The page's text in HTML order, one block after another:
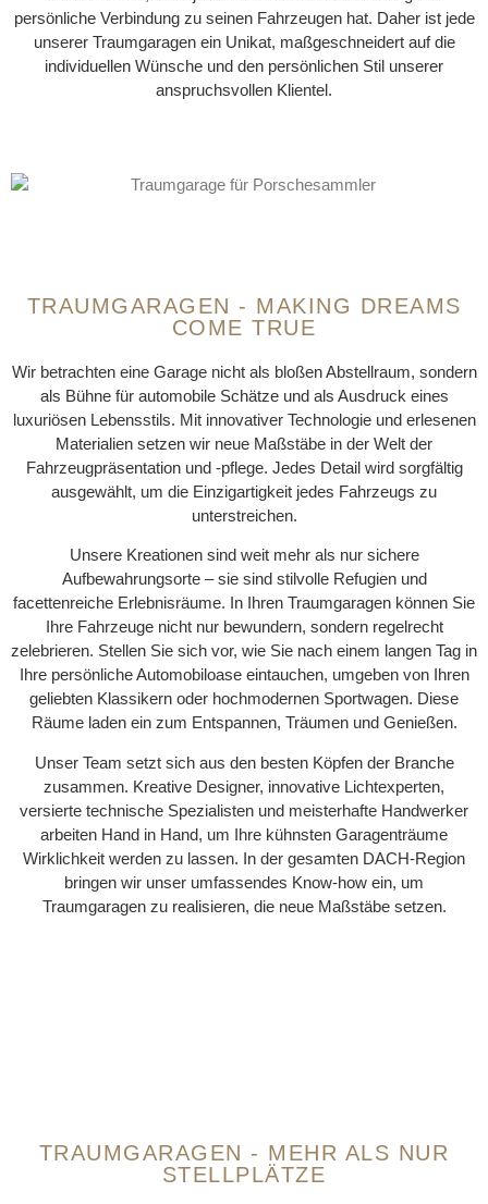
persönliche Verbindung zu seinen Fahrzeugen hat. Daher ist jede
unserer Traumgaragen ein Unikat, maßgeschneidert auf die
individuellen Wünsche und den persönlichen Stil unserer
anspruchsvollen Klientel.
TRAUMGARAGEN - MAKING DREAMS
COME TRUE
Wir betrachten eine Garage nicht als bloßen Abstellraum, sondern
als Bühne für automobile Schätze und als Ausdruck eines
luxuriösen Lebensstils. Mit innovativer Technologie und erlesenen
Materialien setzen wir neue Maßstäbe in der Welt der
Fahrzeugpräsentation und -pflege. Jedes Detail wird sorgfältig
ausgewählt, um die Einzigartigkeit jedes Fahrzeugs zu
unterstreichen.
Unsere Kreationen sind weit mehr als nur sichere
Aufbewahrungsorte – sie sind stilvolle Refugien und
facettenreiche Erlebnisräume. In Ihren Traumgaragen können Sie
Ihre Fahrzeuge nicht nur bewundern, sondern regelrecht
zelebrieren. Stellen Sie sich vor, wie Sie nach einem langen Tag in
Ihre persönliche Automobiloase eintauchen, umgeben von Ihren
geliebten Klassikern oder hochmodernen Sportwagen. Diese
Räume laden ein zum Entspannen, Träumen und Genießen.
Unser Team setzt sich aus den besten Köpfen der Branche
zusammen. Kreative Designer, innovative Lichtexperten,
versierte technische Spezialisten und meisterhafte Handwerker
arbeiten Hand in Hand, um Ihre kühnsten Garagenträume
Wirklichkeit werden zu lassen. In der gesamten DACH-Region
bringen wir unser umfassendes Know-how ein, um
Traumgaragen zu realisieren, die neue Maßstäbe setzen.
TRAUMGARAGEN - MEHR ALS NUR
STELLPLÄTZE